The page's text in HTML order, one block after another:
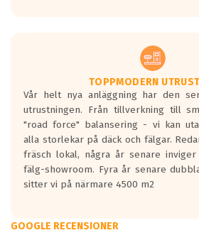
TOPPMODERN
Vår helt nya anläggning har den
utrustningen. Från tillverkning till
"road force" balansering - vi kan
alla storlekar på däck och fälgar.
fräsch lokal, några år senare
fälg-showroom. Fyra år senare
sitter vi på närmare 4500 m2
GOOGLE RECENSIONER